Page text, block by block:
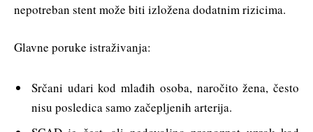
nepotreban stent može biti izložena dodatnim rizicima.
Glavne poruke istraživanja:
Srčani udari kod mlađih osoba, naročito žena, često
nisu posledica samo začepljenih arterija.